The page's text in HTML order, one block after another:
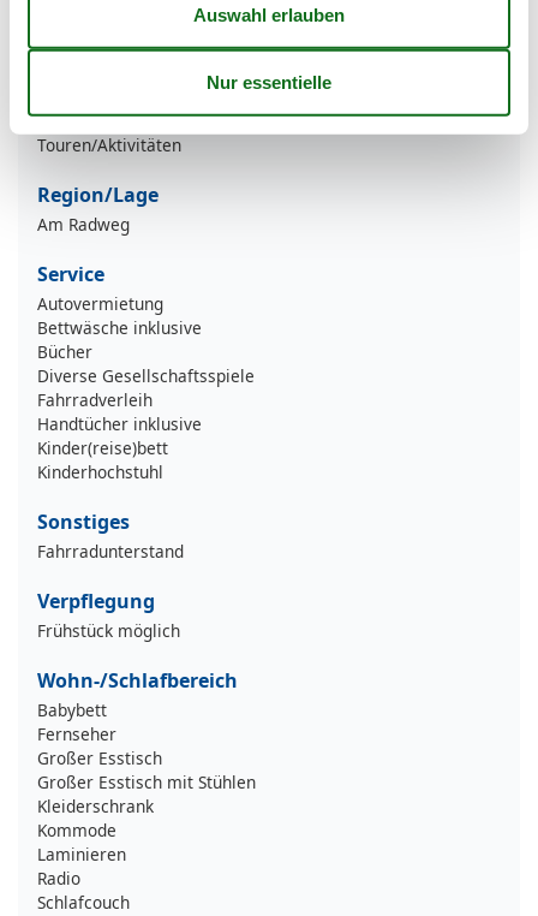
Nachhaltigkeit
Örtliche Reiseführer/Unternehmen bieten
Touren/Aktivitäten
Region/Lage
Am Radweg
Service
Autovermietung
Bettwäsche inklusive
Bücher
Diverse Gesellschaftsspiele
Fahrradverleih
Handtücher inklusive
Kinder(reise)bett
Kinderhochstuhl
Sonstiges
Fahrradunterstand
Verpflegung
Frühstück möglich
Wohn-/Schlafbereich
Babybett
Fernseher
Großer Esstisch
Großer Esstisch mit Stühlen
Kleiderschrank
Kommode
Laminieren
Radio
Schlafcouch